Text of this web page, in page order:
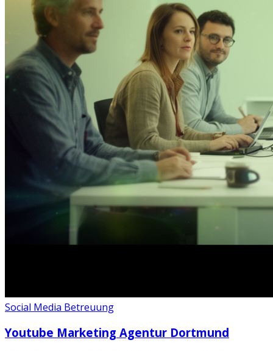
Social Media Betreuung
Youtube Marketing Agentur Dortmund